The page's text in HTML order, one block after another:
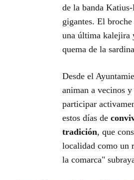
de la banda
gigantes. El
una última kalejira
quema de la
Desde el
animan a vecinos
participar
estos días de
tradición, que
localidad como un
la comarca"